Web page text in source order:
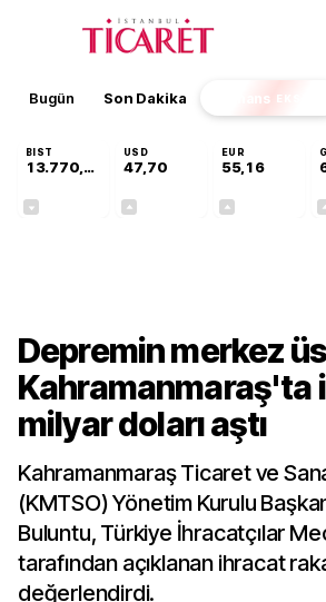
Bugün Son Dakika Finans EKSTRA
BIST
13.770,60
USD
47,70
EUR
55,16
Depremin merkez
Kahramanmaraş'ta
milyar doları aştı
Kahramanmaraş Ticaret ve
(KMTSO) Yönetim Kurulu
Buluntu, Türkiye İhracatçılar
tarafından açıklanan ihracat
değerlendirdi.